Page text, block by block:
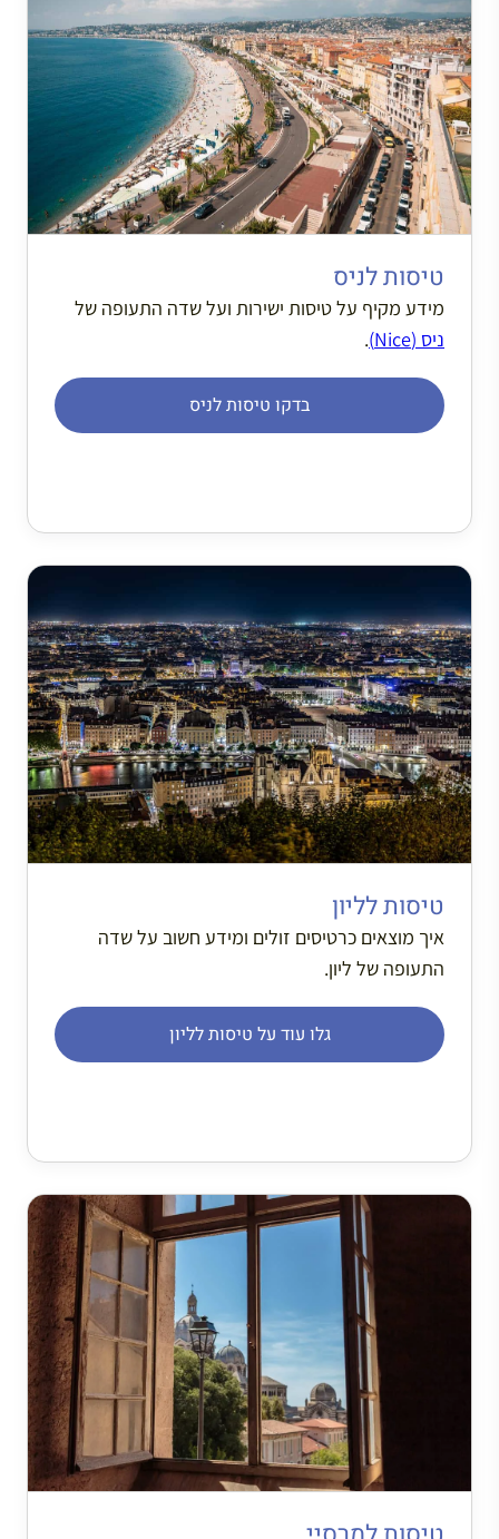
טיסות לניס
מידע מקיף על טיסות ישירות ועל שדה התעופה של
ניס (Nice)
.
בדקו טיסות לניס
טיסות לליון
איך מוצאים כרטיסים זולים ומידע חשוב על שדה
התעופה של ליון.
גלו עוד על טיסות לליון